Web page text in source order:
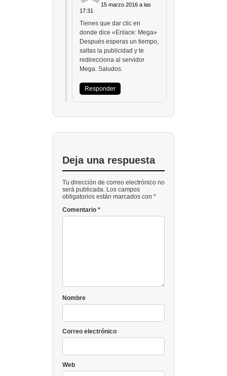
15 marzo 2016 a las
17:31
Tienes que dar clic en
donde dice «Enlace: Mega»
Después esperas un tiempo,
saltas la publicidad y te
redirecciona al servidor
Mega. Saludos.
Responder
Deja una respuesta
Tu dirección de correo electrónico no
será publicada. Los campos
obligatorios están marcados con *
Comentario *
Nombre
Correo electrónico
Web